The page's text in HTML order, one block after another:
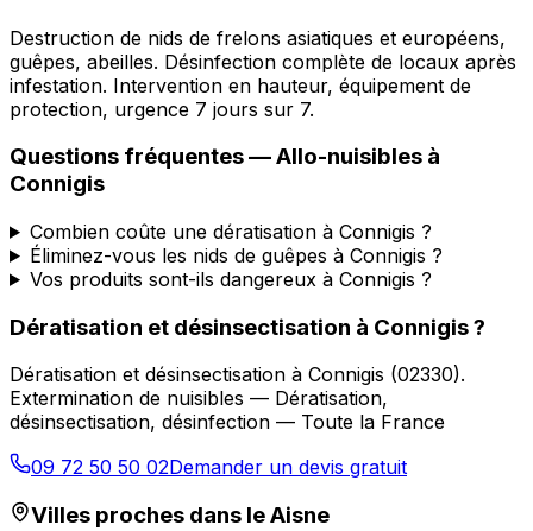
Destruction de nids de frelons asiatiques et européens,
guêpes, abeilles. Désinfection complète de locaux après
infestation. Intervention en hauteur, équipement de
protection, urgence 7 jours sur 7.
Questions fréquentes —Allo-nuisibles à
Connigis
Combien coûte une dératisation à Connigis ?
Éliminez-vous les nids de guêpes à Connigis ?
Vos produits sont-ils dangereux à Connigis ?
Dératisation et désinsectisation à Connigis?
Dératisation et désinsectisation à Connigis (02330).
Extermination de nuisibles — Dératisation,
désinsectisation, désinfection — Toute la France
09 72 50 50 02Demander un devis gratuit
Villes proches dans leAisne